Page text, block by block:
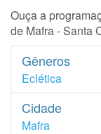
Ouça a
de Mafra - Santa
Gêneros
Eclética
Cidade
Mafra